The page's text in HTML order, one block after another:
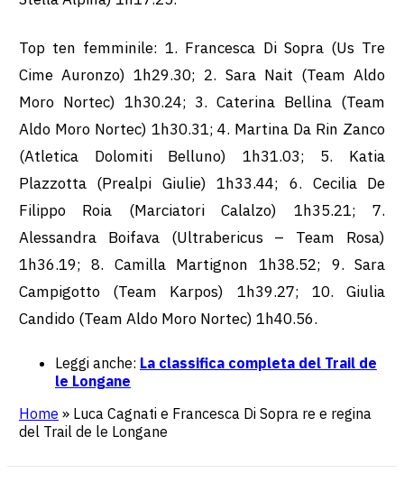
Top ten femminile: 1. Francesca Di Sopra (Us Tre
Cime Auronzo) 1h29.30; 2. Sara Nait (Team Aldo
Moro Nortec) 1h30.24; 3. Caterina Bellina (Team
Aldo Moro Nortec) 1h30.31; 4. Martina Da Rin Zanco
(Atletica Dolomiti Belluno) 1h31.03; 5. Katia
Plazzotta (Prealpi Giulie) 1h33.44; 6. Cecilia De
Filippo Roia (Marciatori Calalzo) 1h35.21; 7.
Alessandra Boifava (Ultrabericus – Team Rosa)
1h36.19; 8. Camilla Martignon 1h38.52; 9. Sara
Campigotto (Team Karpos) 1h39.27; 10. Giulia
Candido (Team Aldo Moro Nortec) 1h40.56.
Leggi anche: La classifica completa del Trail de
le Longane
Home » Luca Cagnati e Francesca Di Sopra re e regina
del Trail de le Longane